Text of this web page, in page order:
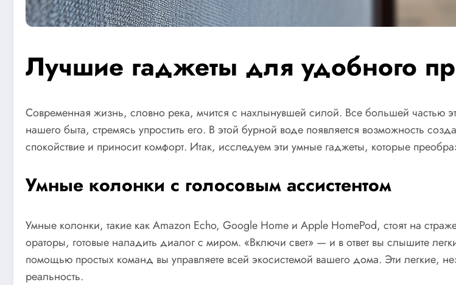
Лучшие гаджеты для удобного
Современная жизнь, словно река, мчится с нахлынувшей силой. Все большей частью
нашего быта, стремясь упростить его. В этой бурной воде появляется возможность
спокойствие и приносит комфорт. Итак, исследуем эти умные гаджеты, которые
Умные колонки с голосовым ассистентом
Умные колонки, такие как Amazon Echo, Google Home и Apple HomePod, стоят на
ораторы, готовые наладить диалог с миром. «Включи свет» — и в ответ вы слышите
помощью простых команд вы управляете всей экосистемой вашего дома. Эти легкие,
реальность.